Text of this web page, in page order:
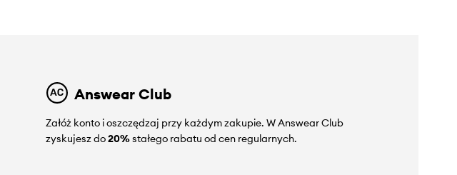
Answear Club
Załóż konto i oszczędzaj przy każdym zakupie. W Answear Club
zyskujesz do20%stałego rabatu od cen regularnych.